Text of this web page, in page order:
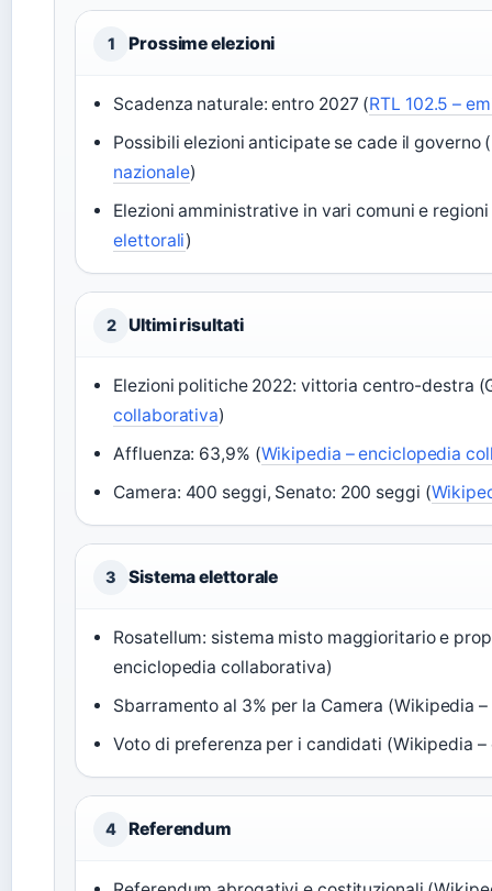
1 Prossime elezioni
Scadenza naturale: entro 2027 (RTL 102.5 –
Possibili elezioni anticipate se cade il governo
nazionale)
Elezioni amministrative in vari comuni e regioni
elettorali)
2 Ultimi risultati
Elezioni politiche 2022: vittoria centro-destra
collaborativa)
Affluenza: 63,9% (Wikipedia – enciclopedia
Camera: 400 seggi, Senato: 200 seggi (
3 Sistema elettorale
Rosatellum: sistema misto maggioritario e
enciclopedia collaborativa)
Sbarramento al 3% per la Camera (Wikipedia
Voto di preferenza per i candidati (Wikipedia
4 Referendum